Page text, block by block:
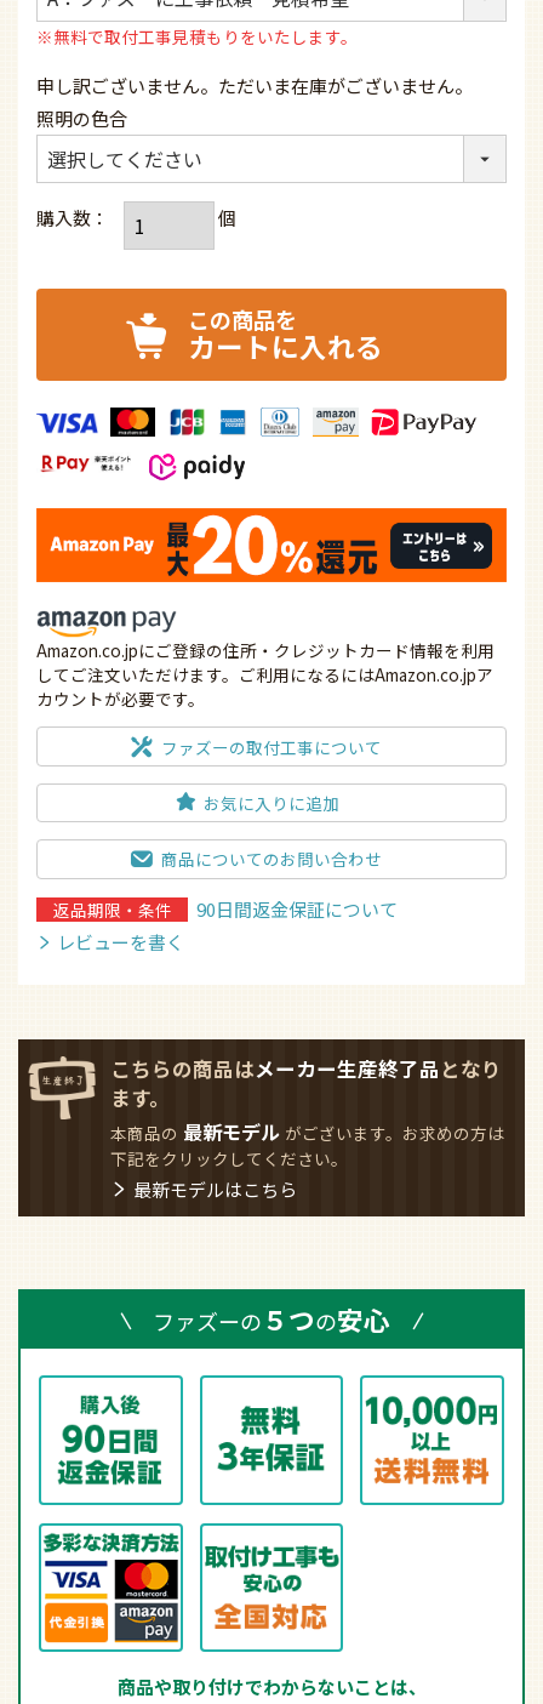
※無料で取付工事見積もりをいたします。
申し訳ございません。ただいま在庫がございません。
照明の色合
カートに入れる
Amazon.co.jpにご登録の住所・クレジットカード情報を利用
してご注文いただけます。ご利用になるにはAmazon.co.jpア
カウントが必要です。
ファズーの取付工事について
お気に入りに追加
商品についてのお問い合わせ
返品期限・条件
90日間返金保証について
レビューを書く
こちらの商品はメーカー生産終了品 となり
ます。
本商品の 最新モデル がございます。お求めの方は
下記をクリックしてください。
最新モデルはこちら
ファズーの５つの安心
商品や取り付けでわからないことは、